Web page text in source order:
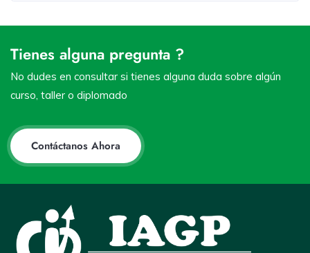
Tienes alguna pregunta ?
No dudes en consultar si tienes alguna duda sobre algún
curso, taller o diplomado
Contáctanos Ahora